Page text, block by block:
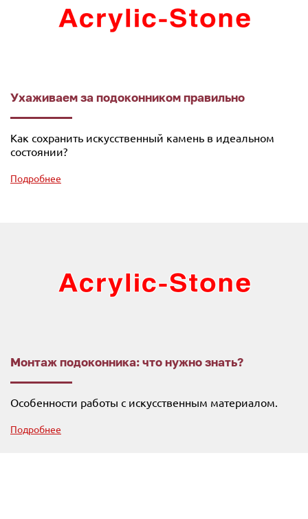
Ухаживаем за подоконником правильно
Как сохранить искусственный камень в идеальном
состоянии?
Подробнее
Монтаж подоконника: что нужно знать?
Особенности работы с искусственным материалом.
Подробнее